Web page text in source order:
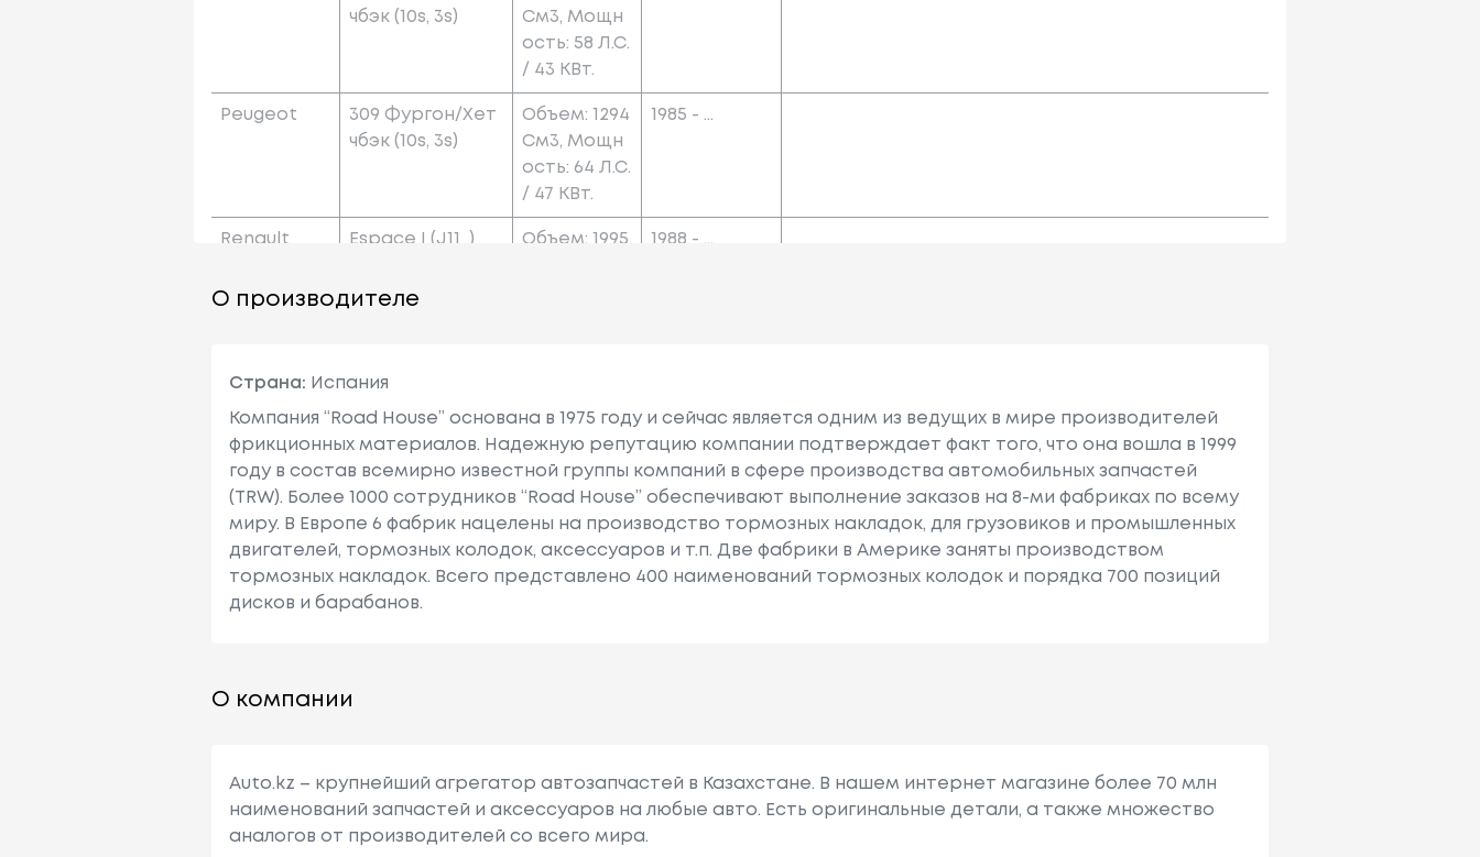
Чбэк (10s, 3s)
См3, Мощн
Ость: 58 Л.с.
/ 43 КВт.
Peugeot
309 Фургон/хет
Чбэк (10s, 3s)
Объем: 1294
См3, Мощн
Ость: 64 Л.с.
/ 47 КВт.
1985 - ...
Renault Espace I (j11_)
Объем: 1995
1988 - ...
Ость: 109 Л.
С. / 80 КВт.
Renault Espace I (j11_)
Объем: 2165
1986 - ...
Renault Espace I (j11_)
Ность: 88 Л.
С. / 65 КВт.
О производителе
Страна: Испания
Компания “Road House” основана в 1975 году и сейчас является одним из ведущих в мире производителей
фрикционных материалов. Надежную репутацию компании подтверждает факт того, что она вошла в 1999
году в состав всемирно известной группы компаний в сфере производства автомобильных запчастей
(TRW). Более 1000 сотрудников “Road House” обеспечивают выполнение заказов на 8-ми фабриках по всему
миру. В Европе 6 фабрик нацелены на производство тормозных накладок, для грузовиков и промышленных
двигателей, тормозных колодок, аксессуаров и т.п. Две фабрики в Америке заняты производством
тормозных накладок. Всего представлено 400 наименований тормозных колодок и порядка 700 позиций
дисков и барабанов.
О компании
Auto.kz – крупнейший агрегатор автозапчастей в Казахстане. В нашем интернет магазине более 70 млн
наименований запчастей и аксессуаров на любые авто. Есть оригинальные детали, а также множество
аналогов от производителей со всего мира.